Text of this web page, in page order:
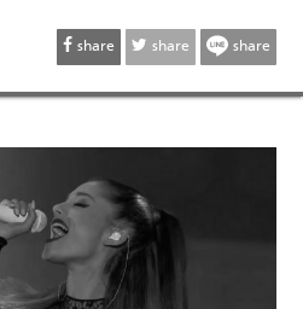
share share share